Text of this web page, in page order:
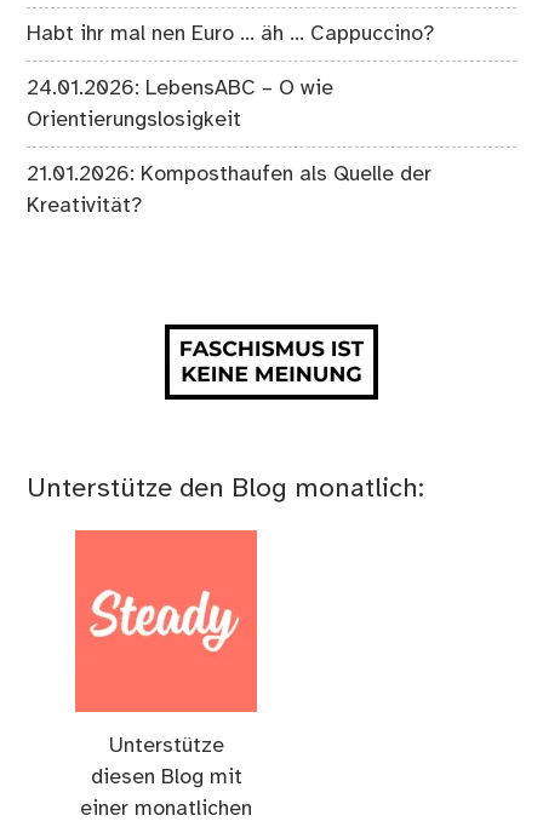
Habt ihr mal nen Euro … äh … Cappuccino?
24.01.2026: LebensABC – O wie
Orientierungslosigkeit
21.01.2026: Komposthaufen als Quelle der
Kreativität?
Unterstütze den Blog monatlich:
Unterstütze
diesen Blog mit
einer monatlichen